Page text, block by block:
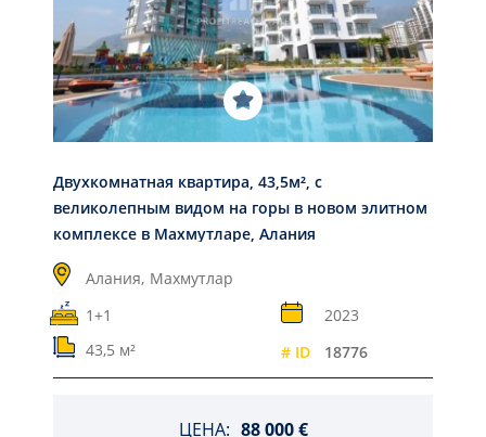
Двухкомнатная квартира, 43,5м², с
великолепным видом на горы в новом элитном
комплексе в Махмутларе, Алания
Алания, Махмутлар
1+1
2023
43,5 м²
# ID 18776
ЦЕНА: 88 000 €